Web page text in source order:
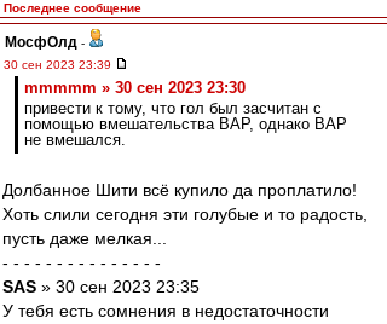
Последнее сообщение
МосфОлд -
30 сен 2023 23:39
mmmmm » 30 сен 2023 23:30
привести к тому, что гол был засчитан с
помощью вмешательства ВАР, однако ВАР
не вмешался.
Долбанное Шити всё купило да проплатило!
Хоть слили сегодня эти голубые и то радость,
пусть даже мелкая...
- - - - - - - - - - - - - - -
SAS » 30 сен 2023 23:35
У тебя есть сомнения в недостаточности